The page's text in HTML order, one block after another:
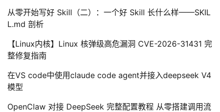
从零开始写好 Skill（二）：一个好 Skill 长什么样——SKIL
L.md 剖析
【Linux内核】Linux 核弹级高危漏洞 CVE-2026-31431 完
整修复指南
在VS code中使用claude code agent并接入deepseek V4
模型
OpenClaw 对接 DeepSeek 完整配置教程 从零搭建调用流